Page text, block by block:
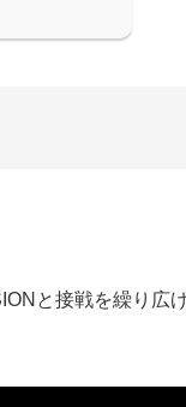
と接戦を繰り広